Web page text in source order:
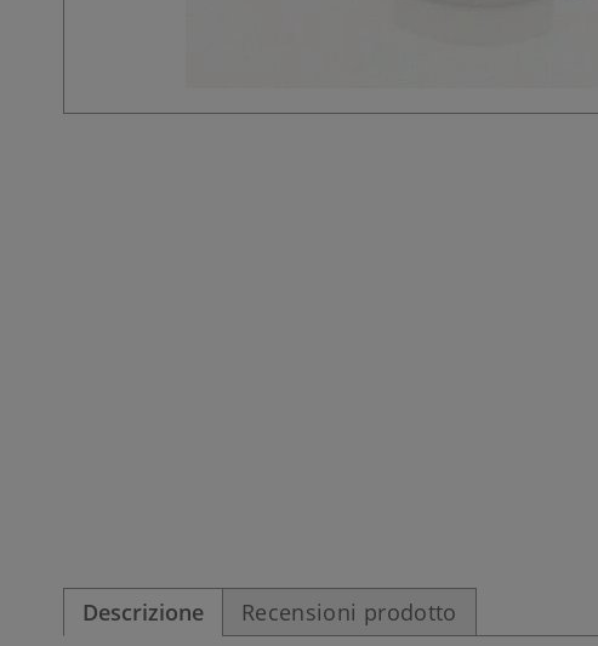
Descrizione Recensioni prodotto